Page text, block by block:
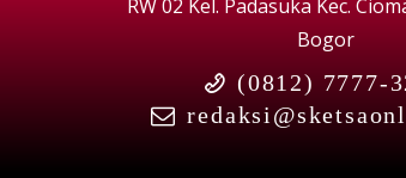
RW 02 Kel. Padasuka Kec.
Bogor
(0812) 7777-